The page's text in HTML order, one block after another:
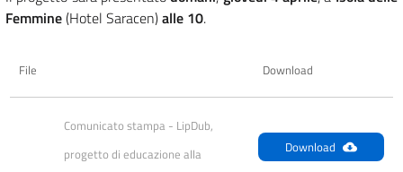
Femmine(Hotel Saracen)alle 10.
File Download
Comunicato stampa - LipDub,
progetto di educazione alla
Download